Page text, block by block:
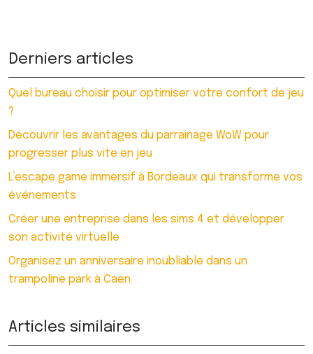
Derniers articles
Quel bureau choisir pour optimiser votre confort de jeu
?
Découvrir les avantages du parrainage WoW pour
progresser plus vite en jeu
L’escape game immersif à Bordeaux qui transforme vos
événements
Créer une entreprise dans les sims 4 et développer
son activité virtuelle
Organisez un anniversaire inoubliable dans un
trampoline park à Caen
Articles similaires